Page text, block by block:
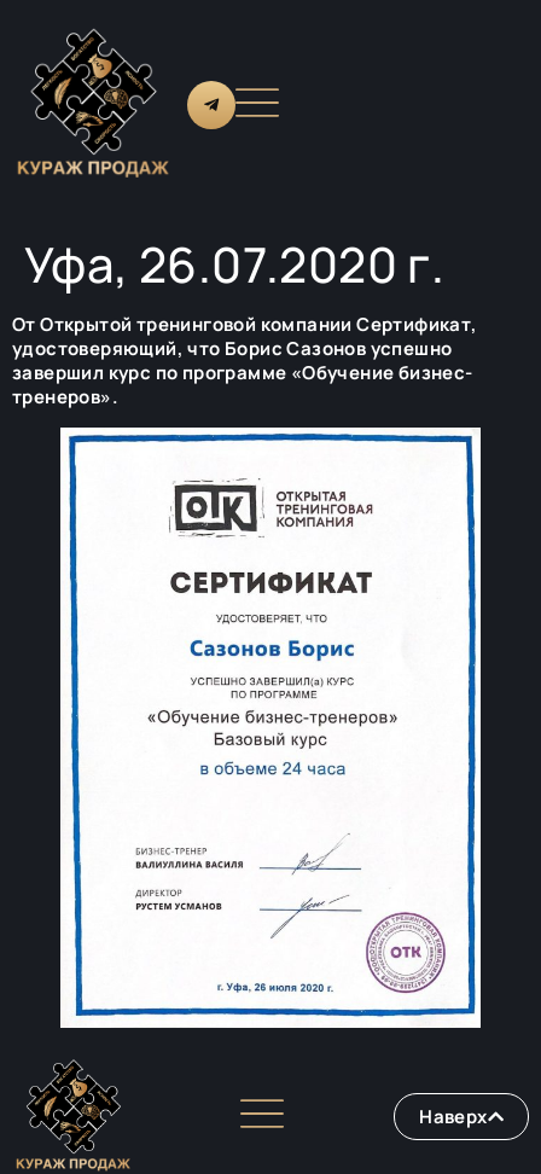
Уфа, 26.07.2020 г.
От Открытой тренинговой компании Сертификат,
удостоверяющий, что Борис Сазонов успешно
завершил курс по программе «Обучение бизнес-
тренеров».
Наверх